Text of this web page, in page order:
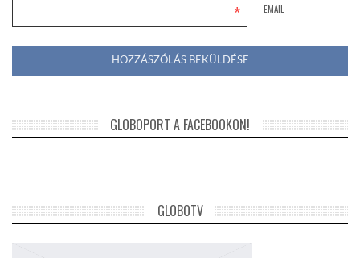
EMAIL
*
GLOBOPORT A FACEBOOKON!
GLOBOTV